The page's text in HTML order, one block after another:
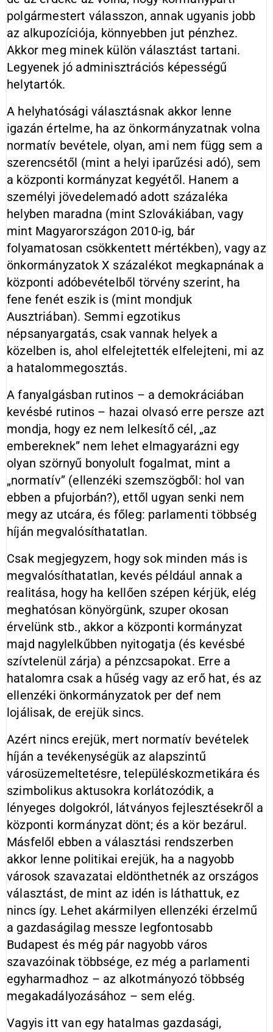
polgármestert válasszon, annak ugyanis jobb
az alkupozíciója, könnyebben jut pénzhez.
Akkor meg minek külön választást tartani.
Legyenek jó adminisztrációs képességű
helytartók.
A helyhatósági választásnak akkor lenne
igazán értelme, ha az önkormányzatnak volna
normatív bevétele, olyan, ami nem függ sem a
szerencsétől (mint a helyi iparűzési adó), sem
a központi kormányzat kegyétől. Hanem a
személyi jövedelemadó adott százaléka
helyben maradna (mint Szlovákiában, vagy
mint Magyarországon 2010-ig, bár
folyamatosan csökkentett mértékben), vagy az
önkormányzatok X százalékot megkapnának a
központi adóbevételből törvény szerint, ha
fene fenét eszik is (mint mondjuk
Ausztriában). Semmi egzotikus
népsanyargatás, csak vannak helyek a
közelben is, ahol elfelejtették elfelejteni, mi az
a hatalommegosztás.
A fanyalgásban rutinos – a demokráciában
kevésbé rutinos – hazai olvasó erre persze azt
mondja, hogy ez nem lelkesítő cél, „az
embereknek” nem lehet elmagyarázni egy
olyan szörnyű bonyolult fogalmat, mint a
„normatív” (ellenzéki szemszögből: hol van
ebben a pfujorbán?), ettől ugyan senki nem
megy az utcára, és főleg: parlamenti többség
híján megvalósíthatatlan.
Csak megjegyzem, hogy sok minden más is
megvalósíthatatlan, kevés például annak a
realitása, hogy ha kellően szépen kérjük, elég
meghatósan könyörgünk, szuper okosan
érvelünk stb., akkor a központi kormányzat
majd nagylelkűbben nyitogatja (és kevésbé
szívtelenül zárja) a pénzcsapokat. Erre a
hatalomra csak a hűség vagy az erő hat, és az
ellenzéki önkormányzatok per def nem
lojálisak, de erejük sincs.
Azért nincs erejük, mert normatív bevételek
híján a tevékenységük az alapszintű
városüzemeltetésre, településkozmetikára és
szimbolikus aktusokra korlátozódik, a
lényeges dolgokról, látványos fejlesztésekről a
központi kormányzat dönt; és a kör bezárul.
Másfelől ebben a választási rendszerben
akkor lenne politikai erejük, ha a nagyobb
városok szavazatai eldönthetnék az országos
választást, de mint az idén is láthattuk, ez
nincs így. Lehet akármilyen ellenzéki érzelmű
a gazdaságilag messze legfontosabb
Budapest és még pár nagyobb város
szavazóinak többsége, ez még a parlamenti
egyharmadhoz – az alkotmányozó többség
megakadályozásához – sem elég.
Vagyis itt van egy hatalmas gazdasági,